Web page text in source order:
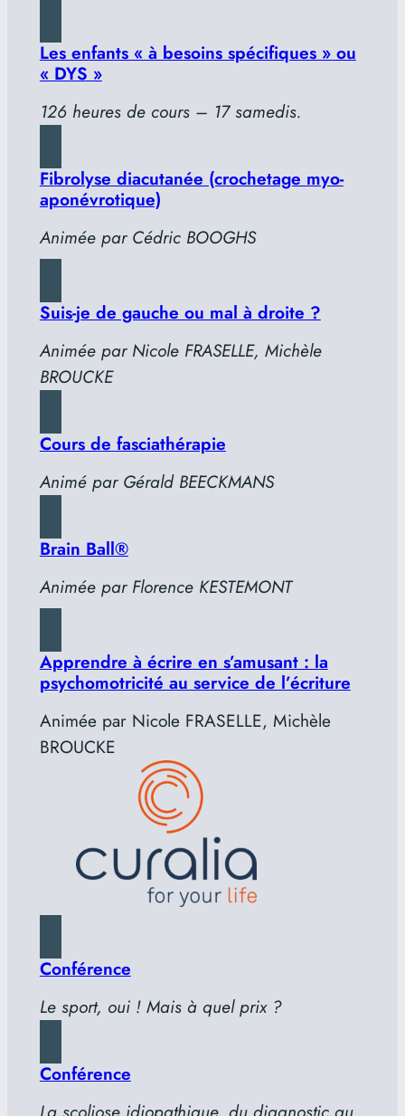
Les enfants « à besoins spécifiques » ou
« DYS »
126 heures de cours – 17 samedis.
Fibrolyse diacutanée (crochetage myo-
aponévrotique)
Animée par Cédric BOOGHS
Suis-je de gauche ou mal à droite ?
Animée par Nicole FRASELLE, Michèle
BROUCKE
Cours de fasciathérapie
Animé par Gérald BEECKMANS
Brain Ball®
Animée par Florence KESTEMONT
Apprendre à écrire en s’amusant : la
psychomotricité au service de l’écriture
Animée par Nicole FRASELLE, Michèle
BROUCKE
Conférence
Le sport, oui ! Mais à quel prix ?
Conférence